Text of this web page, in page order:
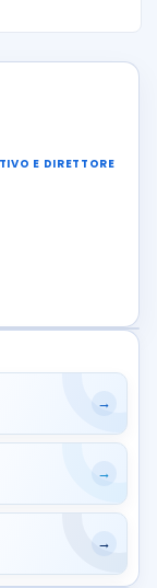
E DIRETTORE
→
→
→